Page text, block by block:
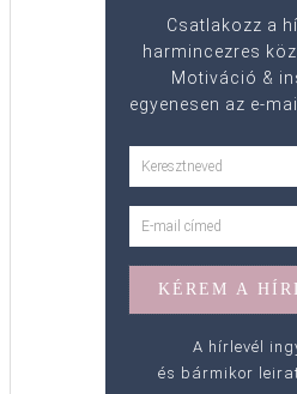
Csatlakozz a
harmincezres
Motiváció &
egyenesen az e-
A hírlevél
és bármikor